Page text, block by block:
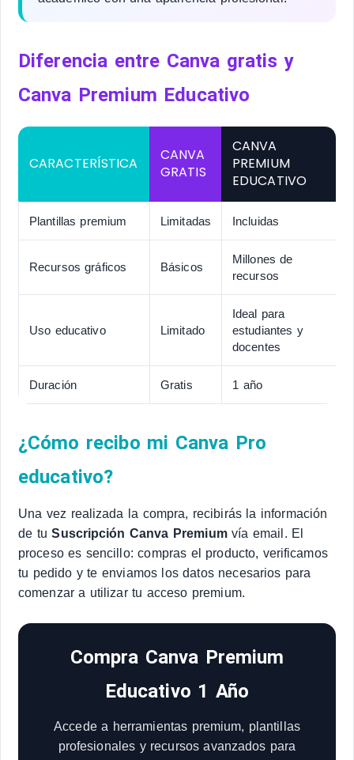
Diferencia entre Canva gratis y
Canva Premium Educativo
CARACTERÍSTICA
CANVA
GRATIS
CANVA
PREMIUM
EDUCATIVO
Plantillas premium Limitadas Incluidas
Recursos gráficos Básicos
Millones de
recursos
Uso educativo Limitado
Ideal para
estudiantes y
docentes
Duración Gratis 1 año
¿Cómo recibo mi Canva Pro
educativo?
Una vez realizada la compra, recibirás la información
de tuSuscripción Canva Premiumvía email. El
proceso es sencillo: compras el producto, verificamos
tu pedido y te enviamos los datos necesarios para
comenzar a utilizar tu acceso premium.
Compra Canva Premium
Educativo 1 Año
Accede a herramientas premium, plantillas
profesionales y recursos avanzados para